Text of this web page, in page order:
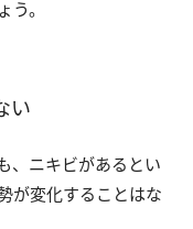
。
い
、ニキビがあるとい
が変化することはな